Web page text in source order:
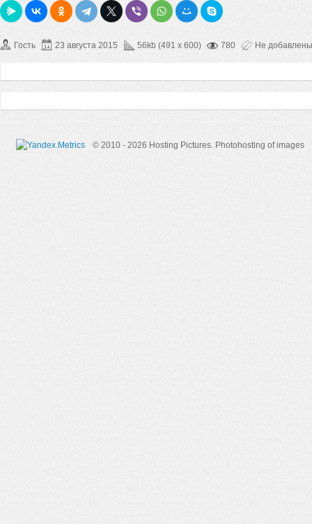
Гость 23 августа 2015 56kb (491 x 600) 780 Не добавлены
© 2010 - 2026 Hosting Pictures. Photohosting of images